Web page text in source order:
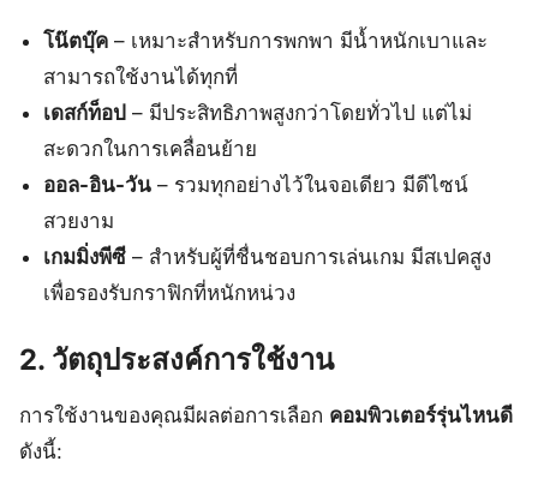
โน๊ตบุ๊ค – เหมาะสำหรับการพกพา มีน้ำหนักเบาและ
สามารถใช้งานได้ทุกที่
เดสก์ท็อป – มีประสิทธิภาพสูงกว่าโดยทั่วไป แต่ไม่
สะดวกในการเคลื่อนย้าย
ออล-อิน-วัน – รวมทุกอย่างไว้ในจอเดียว มีดีไซน์
สวยงาม
เกมมิ่งพีซี – สำหรับผู้ที่ชื่นชอบการเล่นเกม มีสเปคสูง
เพื่อรองรับกราฟิกที่หนักหน่วง
2. วัตถุประสงค์การใช้งาน
การใช้งานของคุณมีผลต่อการเลือก คอมพิวเตอร์รุ่นไหนดี
ดังนี้: